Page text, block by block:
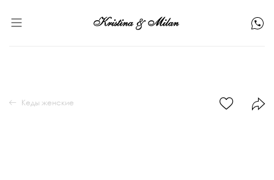
Кеды женские